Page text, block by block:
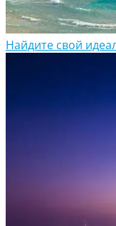
Найдите свой